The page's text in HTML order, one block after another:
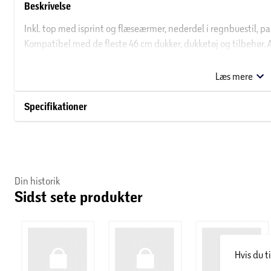
Beskrivelse
Inkl. top med isprint og flæseærmer, nederdel i regnbuestil,
Kompatibel med de fleste 46 cm dukker, dukketøj og
Læs mere
Specifikationer
Din historik
Sidst sete produkter
Hvis du